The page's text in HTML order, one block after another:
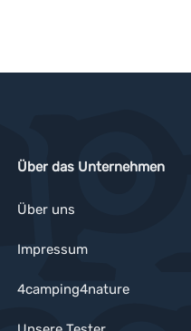
Über das Unternehmen
Über uns
Impressum
4camping4nature